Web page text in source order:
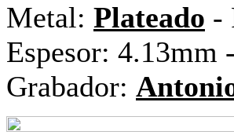
Metal: Plateado -
Espesor: 4.13mm
Grabador: